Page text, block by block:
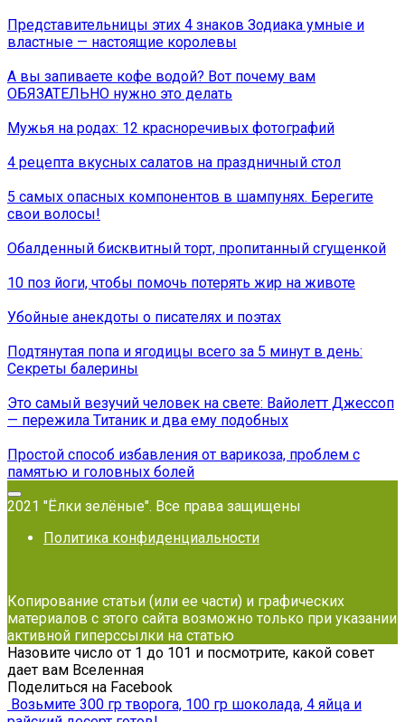
Представительницы этих 4 знаков Зодиака умные и
властные — настоящие королевы
А вы запиваете кофе водой? Вот почему вам
ОБЯЗАТЕЛЬНО нужно это делать
Мужья на родах: 12 красноречивых фотографий
4 рецепта вкусных салатов на праздничный стол
5 самых опасных компонентов в шампунях. Берегите
свои волосы!
Обалденный бисквитный торт, пропитанный сгущенкой
10 поз йоги, чтобы помочь потерять жир на животе
Убойные анекдоты о писателях и поэтах
Подтянутая попа и ягодицы всего за 5 минут в день:
Секреты балерины
Это самый везучий человек на свете: Вайолетт Джессоп
— пережила Титаник и два ему подобных
Простой способ избавления от варикоза, проблем с
памятью и головных болей
2021 "Ёлки зелёные". Все права защищены
Политика конфиденциальности
Копирование статьи (или ее части) и графических
материалов с этого сайта возможно только при указании
активной гиперссылки на статью
Назовите число от 1 до 101 и посмотрите, какой совет
дает вам Вселенная
Поделиться на Facebook
Возьмите 300 гр творога, 100 гр шоколада, 4 яйца и